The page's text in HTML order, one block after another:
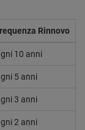
Rinnovo
10 anni
5 anni
3 anni
2 anni